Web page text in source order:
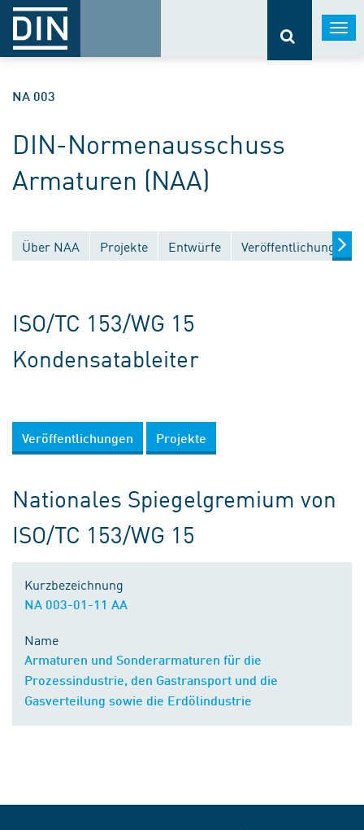
NA 003
DIN-Normenausschuss
Armaturen (NAA)
Über NAA Projekte Entwürfe Veröffentlichungen
ISO/TC 153/WG 15
Kondensatableiter
Veröffentlichungen Projekte
Nationales Spiegelgremium von
ISO/TC 153/WG 15
Kurzbezeichnung
NA 003-01-11 AA
Name
Armaturen und Sonderarmaturen für die
Prozessindustrie, den Gastransport und die
Gasverteilung sowie die Erdölindustrie